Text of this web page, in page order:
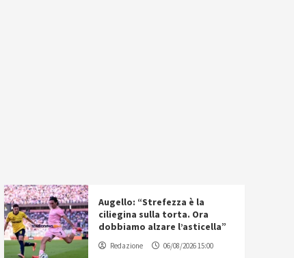
Augello: “Strefezza è la
ciliegina sulla torta. Ora
dobbiamo alzare l’asticella”
Redazione 06/08/2026 15:00